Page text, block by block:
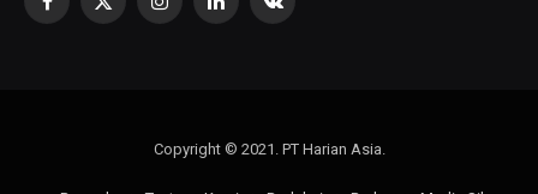
Facebook
X
InstagramLinkedInVKontakte
Copyright © 2021. PT Harian Asia.